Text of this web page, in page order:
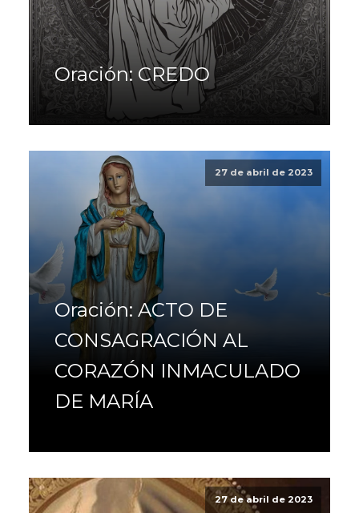
Oración: CREDO
27 de abril de 2023
Oración: ACTO DE
CONSAGRACIÓN AL
CORAZÓN INMACULADO
DE MARÍA
27 de abril de 2023